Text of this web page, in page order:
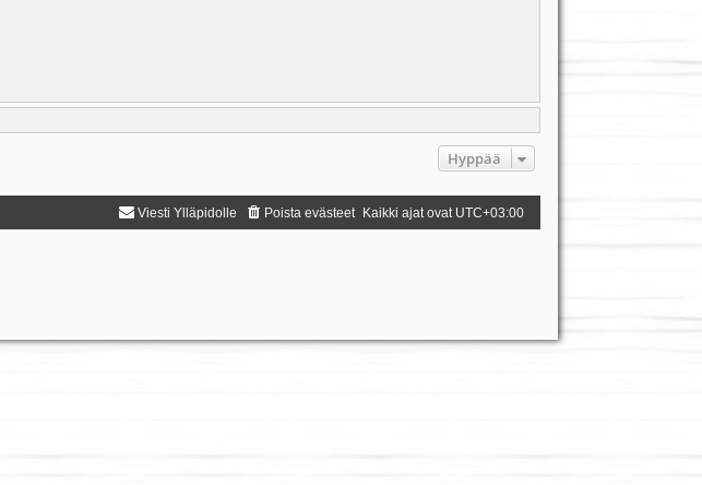
Hyppää
Kaikki ajat ovat UTC+03:00
Poista evästeet
Viesti Ylläpidolle